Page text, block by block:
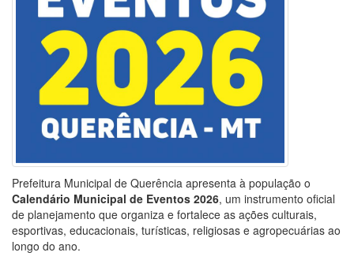
Prefeitura Municipal de Querência apresenta à população o
Calendário Municipal de Eventos 2026, um instrumento oficial
de planejamento que organiza e fortalece as ações culturais,
esportivas, educacionais, turísticas, religiosas e agropecuárias ao
longo do ano.